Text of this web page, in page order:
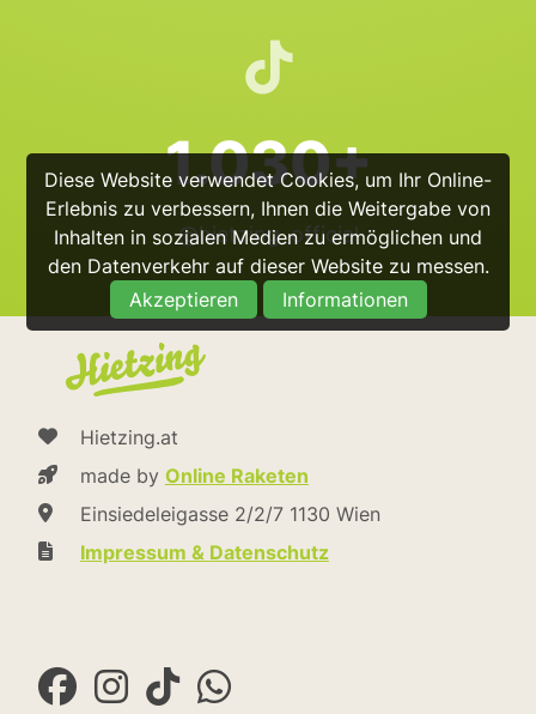
Diese Website verwendet Cookies, um Ihr Online-
Erlebnis zu verbessern, Ihnen die Weitergabe von
Inhalten in sozialen Medien zu ermöglichen und
den Datenverkehr auf dieser Website zu messen.
Akzeptieren
Informationen
1.030+
@hietzing_official
Hietzing.at
made by Online Raketen
Einsiedeleigasse 2/2/7 1130 Wien
Impressum & Datenschutz